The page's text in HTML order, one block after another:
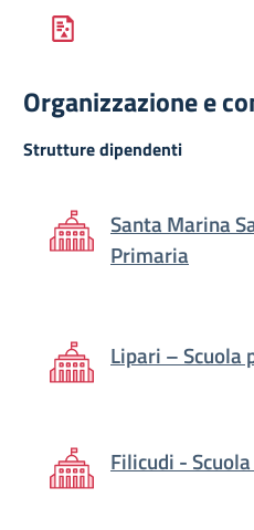
Organizzazione e
Strutture dipendenti
Santa Marina
Primaria
Lipari – Scuola
Filicudi -